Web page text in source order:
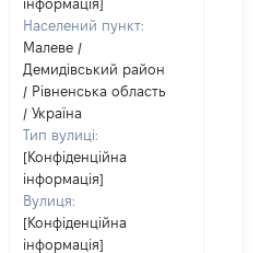
інформація]
Населений пункт:
Малеве /
Демидівський район
/ Рівненська область
/ Україна
Тип вулиці:
[Конфіденційна
інформація]
Вулиця:
[Конфіденційна
інформація]